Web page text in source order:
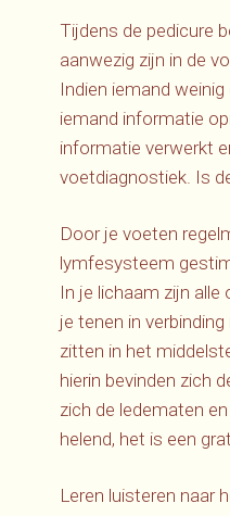
Tijdens de pedicure
aanwezig zijn in de
Indien iemand
iemand informatie
informatie verwerkt
voetdiagnostiek. Is
Door je voeten
lymfesysteem
In je lichaam zijn
je tenen in
zitten in het
hierin bevinden zich
zich de ledematen
helend, het is een
Leren luisteren naar